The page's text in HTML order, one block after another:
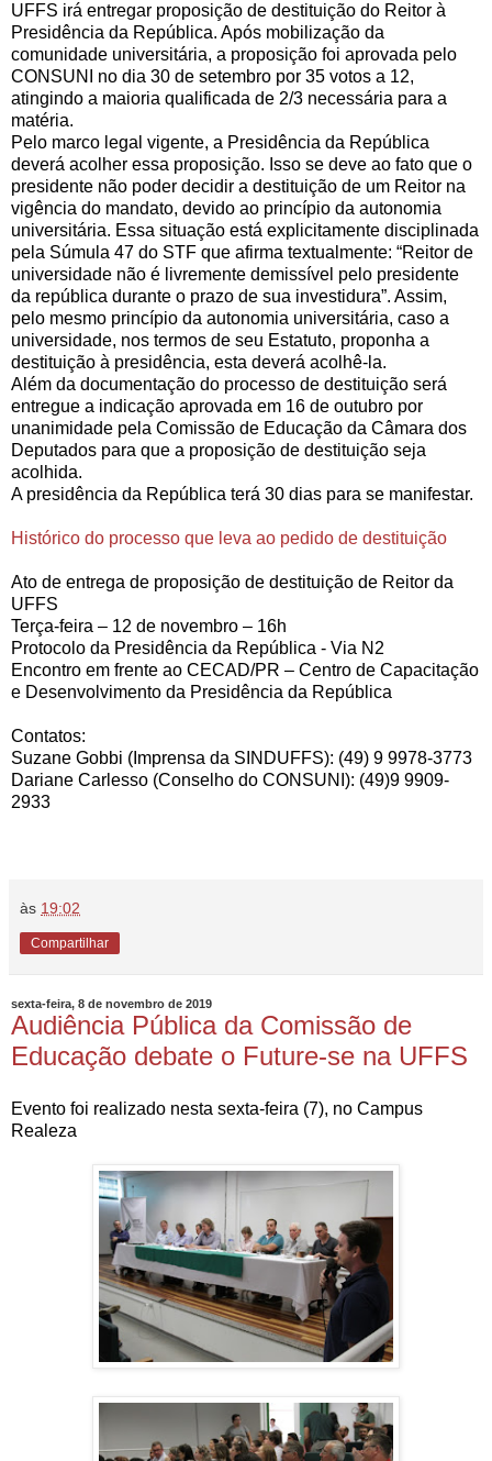
UFFS irá entregar proposição de destituição do Reitor à
Presidência da República. Após mobilização da
comunidade universitária, a proposição foi aprovada pelo
CONSUNI no dia 30 de setembro por 35 votos a 12,
atingindo a maioria qualificada de 2/3 necessária para a
matéria.
Pelo marco legal vigente, a Presidência da República
deverá acolher essa proposição. Isso se deve ao fato que o
presidente não poder decidir a destituição de um Reitor na
vigência do mandato, devido ao princípio da autonomia
universitária. Essa situação está explicitamente disciplinada
pela Súmula 47 do STF que afirma textualmente: “Reitor de
universidade não é livremente demissível pelo presidente
da república durante o prazo de sua investidura”. Assim,
pelo mesmo princípio da autonomia universitária, caso a
universidade, nos termos de seu Estatuto, proponha a
destituição à presidência, esta deverá acolhê-la.
Além da documentação do processo de destituição será
entregue a indicação aprovada em 16 de outubro por
unanimidade pela Comissão de Educação da Câmara dos
Deputados para que a proposição de destituição seja
acolhida.
A presidência da República terá 30 dias para se manifestar.
Histórico do processo que leva ao pedido de destituição
Ato de entrega de proposição de destituição de Reitor da
UFFS
Terça-feira – 12 de novembro – 16h
Protocolo da Presidência da República - Via N2
Encontro em frente ao CECAD/PR – Centro de Capacitação
e Desenvolvimento da Presidência da República
Contatos:
Suzane Gobbi (Imprensa da SINDUFFS): (49) 9 9978-3773
Dariane Carlesso (Conselho do CONSUNI): (49)9 9909-
2933
às 19:02
Compartilhar
sexta-feira, 8 de novembro de 2019
Audiência Pública da Comissão de
Educação debate o Future-se na UFFS
Evento foi realizado nesta sexta-feira (7), no Campus
Realeza